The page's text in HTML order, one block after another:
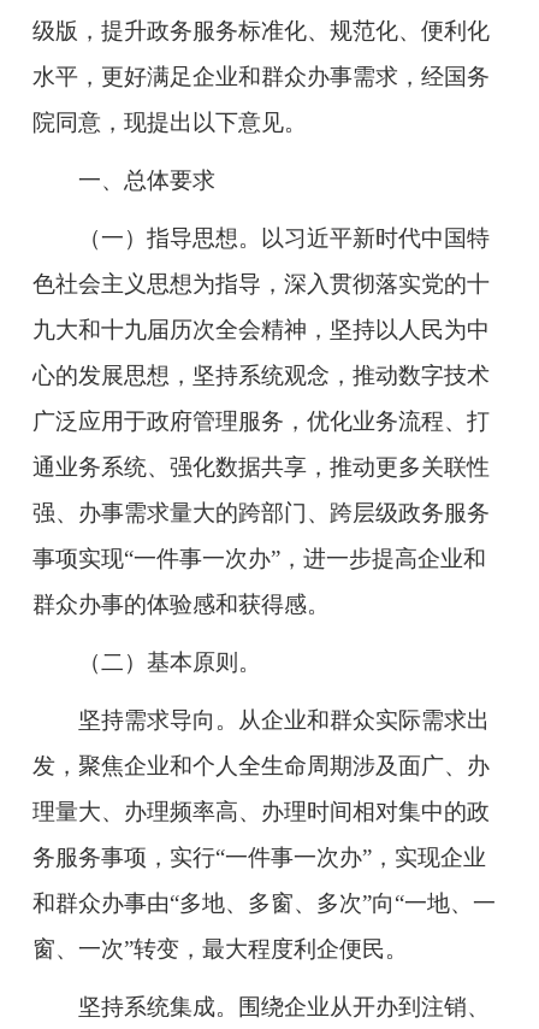
级版，提升政务服务标准化、规范化、便利化
水平，更好满足企业和群众办事需求，经国务
院同意，现提出以下意见。
一、总体要求
（一）指导思想。 以习近平新时代中国特
色社会主义思想为指导，深入贯彻落实党的十
九大和十九届历次全会精神，坚持以人民为中
心的发展思想，坚持系统观念，推动数字技术
广泛应用于政府管理服务，优化业务流程、打
通业务系统、强化数据共享，推动更多关联性
强、办事需求量大的跨部门、跨层级政务服务
事项实现“一件事一次办”，进一步提高企业和
群众办事的体验感和获得感。
（二）基本原则。
坚持需求导向。 从企业和群众实际需求出
发，聚焦企业和个人全生命周期涉及面广、办
理量大、办理频率高、办理时间相对集中的政
务服务事项，实行“一件事一次办”，实现企业
和群众办事由“多地、多窗、多次”向“一地、一
窗、一次”转变，最大程度利企便民。
坚持系统集成。
围绕企业从开办到注销、